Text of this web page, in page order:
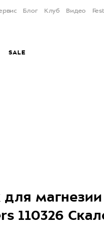
Блог Клуб Видео Fest
SALE
магнезии
110326